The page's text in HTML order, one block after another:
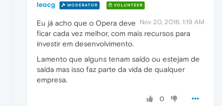
leocg MODERATOR VOLUNTEER
Nov 20, 2016, 1:19 AM
Eu já acho que o Opera deve
ficar cada vez melhor, com mais recursos para
investir em desenvolvimento.
Lamento que alguns tenam saído ou estejam de
saída mas isso faz parte da vida de qualquer
empresa.
0